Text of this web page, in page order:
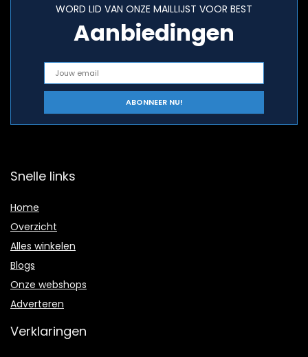
WORD LID VAN ONZE MAILLIJST VOOR BEST
Aanbiedingen
Snelle links
Home
Overzicht
Alles winkelen
Blogs
Onze webshops
Adverteren
Verklaringen